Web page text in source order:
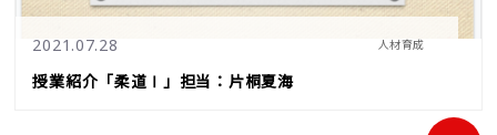
2021.07.28 人材育成
授業紹介「柔道Ⅰ」担当：片桐夏海